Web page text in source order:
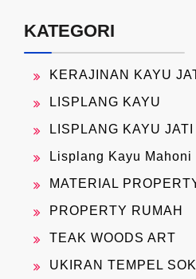
KATEGORI
KERAJINAN KAYU
LISPLANG KAYU
LISPLANG KAYU
Lisplang Kayu Mahoni
MATERIAL
PROPERTY RUMAH
TEAK WOODS ART
UKIRAN TEMPEL